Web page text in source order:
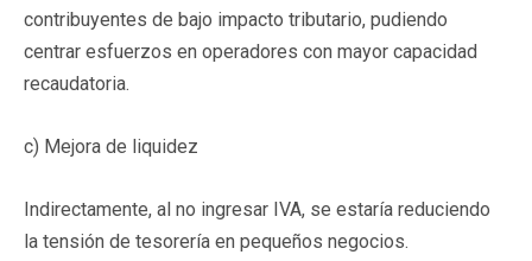
contribuyentes de bajo impacto tributario, pudiendo
centrar esfuerzos en operadores con mayor capacidad
recaudatoria.
c) Mejora de liquidez
Indirectamente, al no ingresar IVA, se estaría reduciendo
la tensión de tesorería en pequeños negocios.